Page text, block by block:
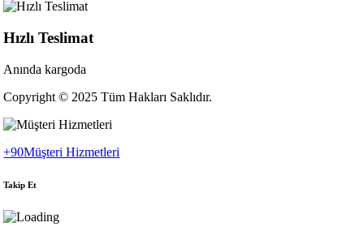
Hızlı Teslimat
Anında kargoda
Copyright © 2025 Tüm Hakları Saklıdır.
+90Müşteri Hizmetleri
Takip Et